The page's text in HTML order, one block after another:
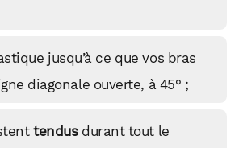
jusqu’à ce que vos bras
diagonale ouverte, à 45° ;
tendusdurant tout le